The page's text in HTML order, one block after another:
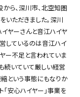
ら、深川市、北空知圏
ただきました。深川
ヤーさんと音江ハイヤ
しているのは音江ハイ
ー不足と言われていま
続いていて厳しい経営
という事態にもなりか
「安心ハイヤー」事業を